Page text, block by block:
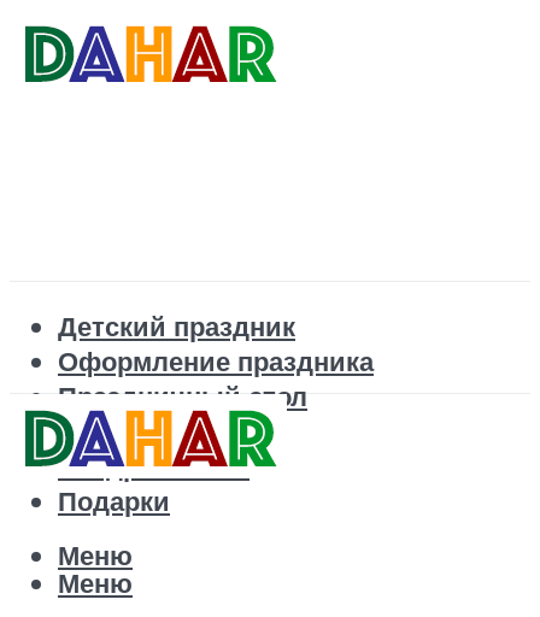
Детский праздник
Оформление праздника
Праздничный стол
Корпоратив
Поздравления
Подарки
Меню
Меню